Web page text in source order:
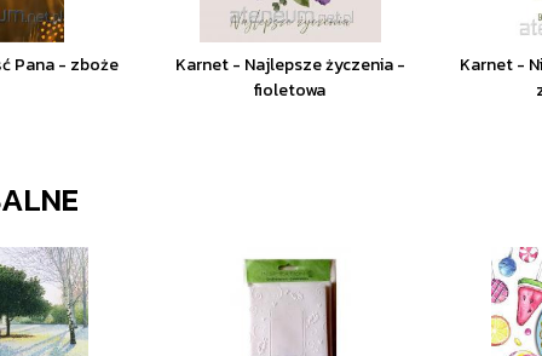
Pana - zboże
Karnet - Najlepsze życzenia -
fioletowa
Karnet -